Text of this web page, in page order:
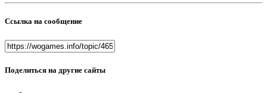
Ссылка на сообщение
Поделиться на другие сайты